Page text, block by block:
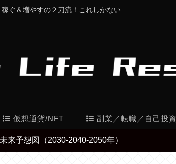
稼ぐ＆増やすの２刀流！これしかない
仮想通貨/NFT 副業／転職／自己投資
未来予想図（2030-2040-2050年）